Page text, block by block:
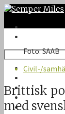
Twitter
Instagram
VK
Facebook
Foto: SAAB
Civil-/
Brittisk
med